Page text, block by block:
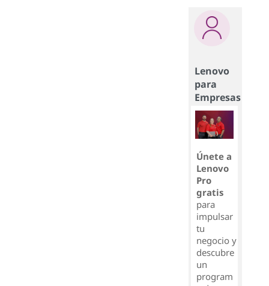
Lenovo
para
Empresas
Únete a
Lenovo
Pro
gratis
para
impulsar
tu
negocio y
descubre
un
program